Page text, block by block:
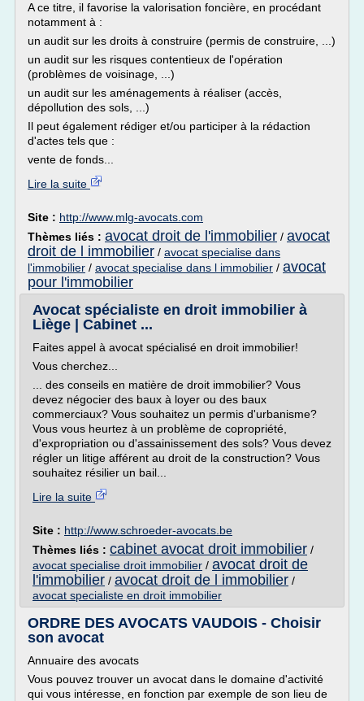
A ce titre, il favorise la valorisation foncière, en procédant
notamment à :
un audit sur les droits à construire (permis de construire, ...)
un audit sur les risques contentieux de l'opération
(problèmes de voisinage, ...)
un audit sur les aménagements à réaliser (accès,
dépollution des sols, ...)
Il peut également rédiger et/ou participer à la rédaction
d'actes tels que :
vente de fonds...
Lire la suite
Site : http://www.mlg-avocats.com
Thèmes liés : avocat droit de l'immobilier / avocat
droit de l immobilier / avocat specialise dans
l'immobilier / avocat specialise dans l immobilier / avocat
pour l'immobilier
Avocat spécialiste en droit immobilier à
Liège | Cabinet ...
Faites appel à avocat spécialisé en droit immobilier!
Vous cherchez...
... des conseils en matière de droit immobilier? Vous
devez négocier des baux à loyer ou des baux
commerciaux? Vous souhaitez un permis d'urbanisme?
Vous vous heurtez à un problème de copropriété,
d'expropriation ou d'assainissement des sols? Vous devez
régler un litige afférent au droit de la construction? Vous
souhaitez résilier un bail...
Lire la suite
Site : http://www.schroeder-avocats.be
Thèmes liés : cabinet avocat droit immobilier /
avocat specialise droit immobilier / avocat droit de
l'immobilier / avocat droit de l immobilier /
avocat specialiste en droit immobilier
ORDRE DES AVOCATS VAUDOIS - Choisir
son avocat
Annuaire des avocats
Vous pouvez trouver un avocat dans le domaine d'activité
qui vous intéresse, en fonction par exemple de son lieu de